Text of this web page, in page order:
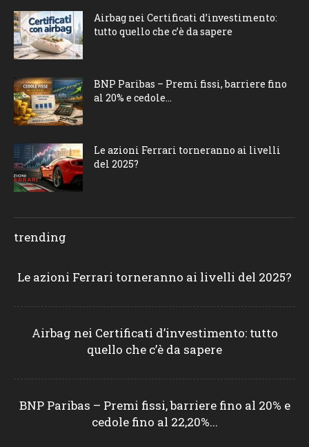
Airbag nei Certificati d’investimento:
tutto quello che c’è da sapere
BNP Paribas – Premi fissi, barriere fino
al 20% e cedole...
Le azioni Ferrari torneranno ai livelli
del 2025?
trending
Le azioni Ferrari torneranno ai livelli del 2025?
Airbag nei Certificati d’investimento: tutto
quello che c’è da sapere
BNP Paribas – Premi fissi, barriere fino al 20% e
cedole fino al 22,20%...